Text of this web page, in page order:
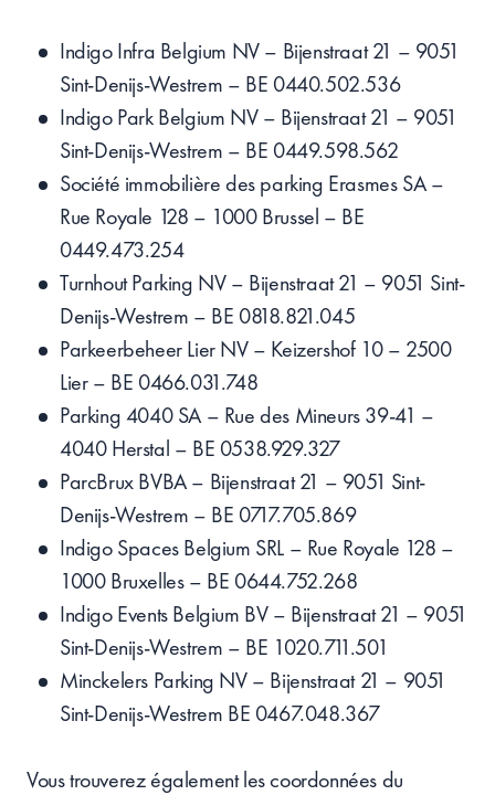
Indigo Infra Belgium NV – Bijenstraat 21 – 9051
Sint-Denijs-Westrem – BE 0440.502.536
Indigo Park Belgium NV – Bijenstraat 21 – 9051
Sint-Denijs-Westrem – BE 0449.598.562
Société immobilière des parking Erasmes SA –
Rue Royale 128 – 1000 Brussel – BE
0449.473.254
Turnhout Parking NV – Bijenstraat 21 – 9051 Sint-
Denijs-Westrem – BE 0818.821.045
Parkeerbeheer Lier NV – Keizershof 10 – 2500
Lier – BE 0466.031.748
Parking 4040 SA – Rue des Mineurs 39-41 –
4040 Herstal – BE 0538.929.327
ParcBrux BVBA – Bijenstraat 21 – 9051 Sint-
Denijs-Westrem – BE 0717.705.869
Indigo Spaces Belgium SRL – Rue Royale 128 –
1000 Bruxelles – BE 0644.752.268
Indigo Events Belgium BV – Bijenstraat 21 – 9051
Sint-Denijs-Westrem – BE 1020.711.501
Minckelers Parking NV – Bijenstraat 21 – 9051
Sint-Denijs-Westrem BE 0467.048.367
Vous trouverez également les coordonnées du